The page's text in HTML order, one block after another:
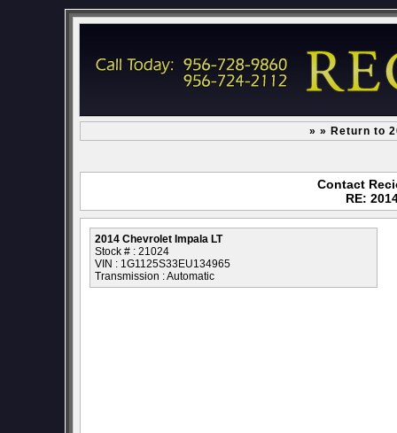
» » Return to
Contact
RE:
2014 Chevrolet Impala LT
Stock # : 21024
VIN : 1G1125S33EU134965
Transmission : Automatic